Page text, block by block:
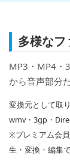
多様な
MP3・MP4・
から音声部分
変換元として取
wmv・3gp・
※プレミアム会
生・変換・編集で